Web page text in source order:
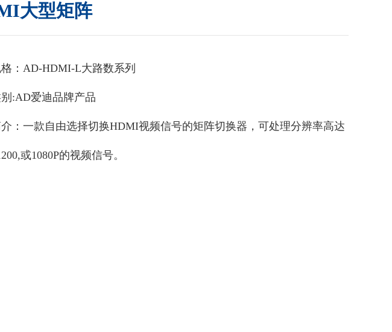
大型矩阵
：AD-HDMI-L大路数系列
:AD爱迪品牌产品
：一款自由选择切换HDMI视频信号的矩阵切换器，可处理分辨率高达
或1080P的视频信号。